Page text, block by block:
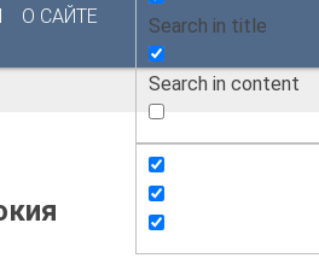
О САЙТЕ Search in title
Search in content